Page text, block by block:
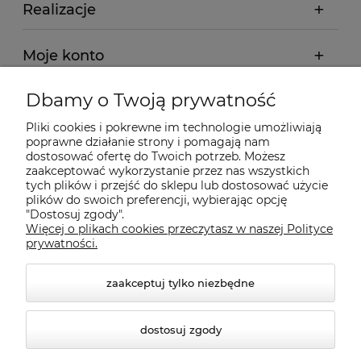
Realizacje
Moje konto
Regulamin
Dostawa - realizacja
Gwarancja i zwroty
Pomoc
Dbamy o Twoją prywatność
Pliki cookies i pokrewne im technologie umożliwiają
poprawne działanie strony i pomagają nam
dostosować ofertę do Twoich potrzeb. Możesz
zaakceptować wykorzystanie przez nas wszystkich
tych plików i przejść do sklepu lub dostosować użycie
plików do swoich preferencji, wybierając opcję
"Dostosuj zgody".
Więcej o plikach cookies przeczytasz w naszej Polityce
prywatności.
zaakceptuj tylko niezbędne
dostosuj zgody